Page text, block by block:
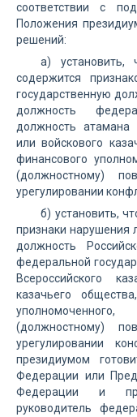
соответствии с
Положения
решений:
а) установить,
содержится
государственную
должность
должность атамана
или войскового
финансового
(должностному)
урегулировании
б) установить,
признаки
должность
федеральной
Всероссийского
казачьего
(должностному)
урегулировании
президиумом
Федерации или
Федерации и при
руководитель